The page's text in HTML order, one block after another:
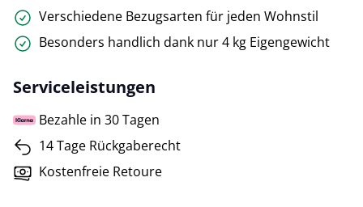
Verschiedene Bezugsarten für jeden Wohnstil
Besonders handlich dank nur 4 kg Eigengewicht
Serviceleistungen
Bezahle in 30 Tagen
14 Tage Rückgaberecht
Kostenfreie Retoure